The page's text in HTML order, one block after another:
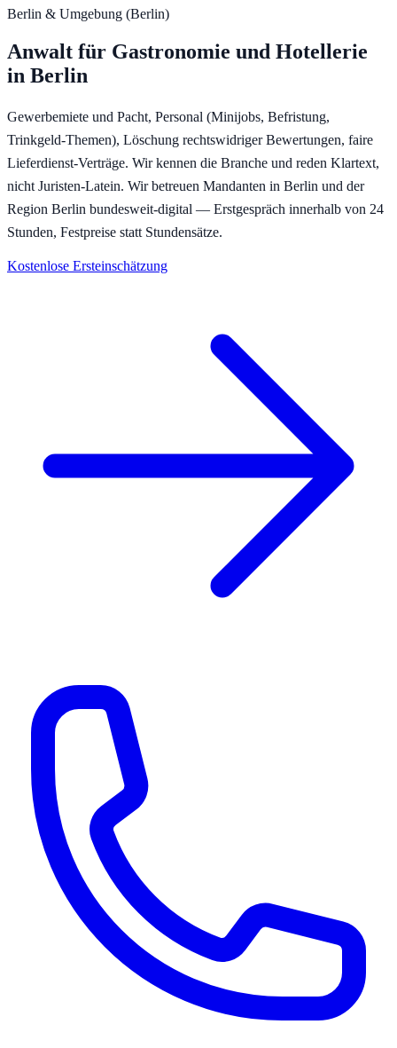
Berlin & Umgebung (Berlin)
Anwalt für Gastronomie und Hotellerie
in Berlin
Gewerbemiete und Pacht, Personal (Minijobs, Befristung,
Trinkgeld-Themen), Löschung rechtswidriger Bewertungen, faire
Lieferdienst-Verträge. Wir kennen die Branche und reden Klartext,
nicht Juristen-Latein. Wir betreuen Mandanten in Berlin und der
Region Berlin bundesweit-digital — Erstgespräch innerhalb von 24
Stunden, Festpreise statt Stundensätze.
Kostenlose Ersteinschätzung